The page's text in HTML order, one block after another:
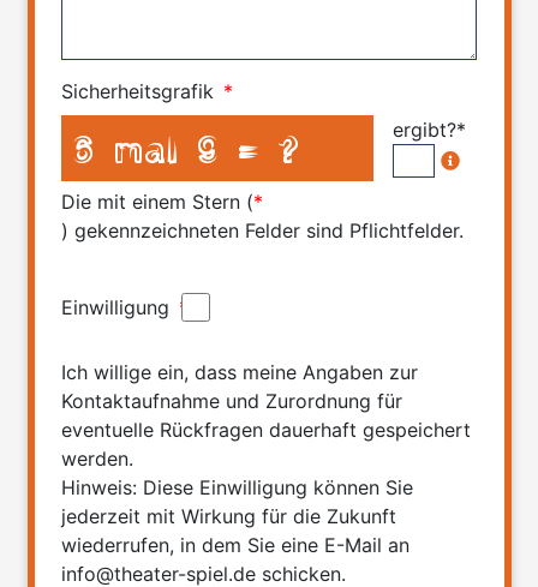
*
Sicherheitsgrafik
ergibt?*
Die mit einem Stern (*
) gekennzeichneten Felder sind Pflichtfelder.
*
Einwilligung
Ich willige ein, dass meine Angaben zur
Kontaktaufnahme und Zurordnung für
eventuelle Rückfragen dauerhaft gespeichert
werden.
Hinweis: Diese Einwilligung können Sie
jederzeit mit Wirkung für die Zukunft
wiederrufen, in dem Sie eine E-Mail an
info@theater-spiel.de schicken.